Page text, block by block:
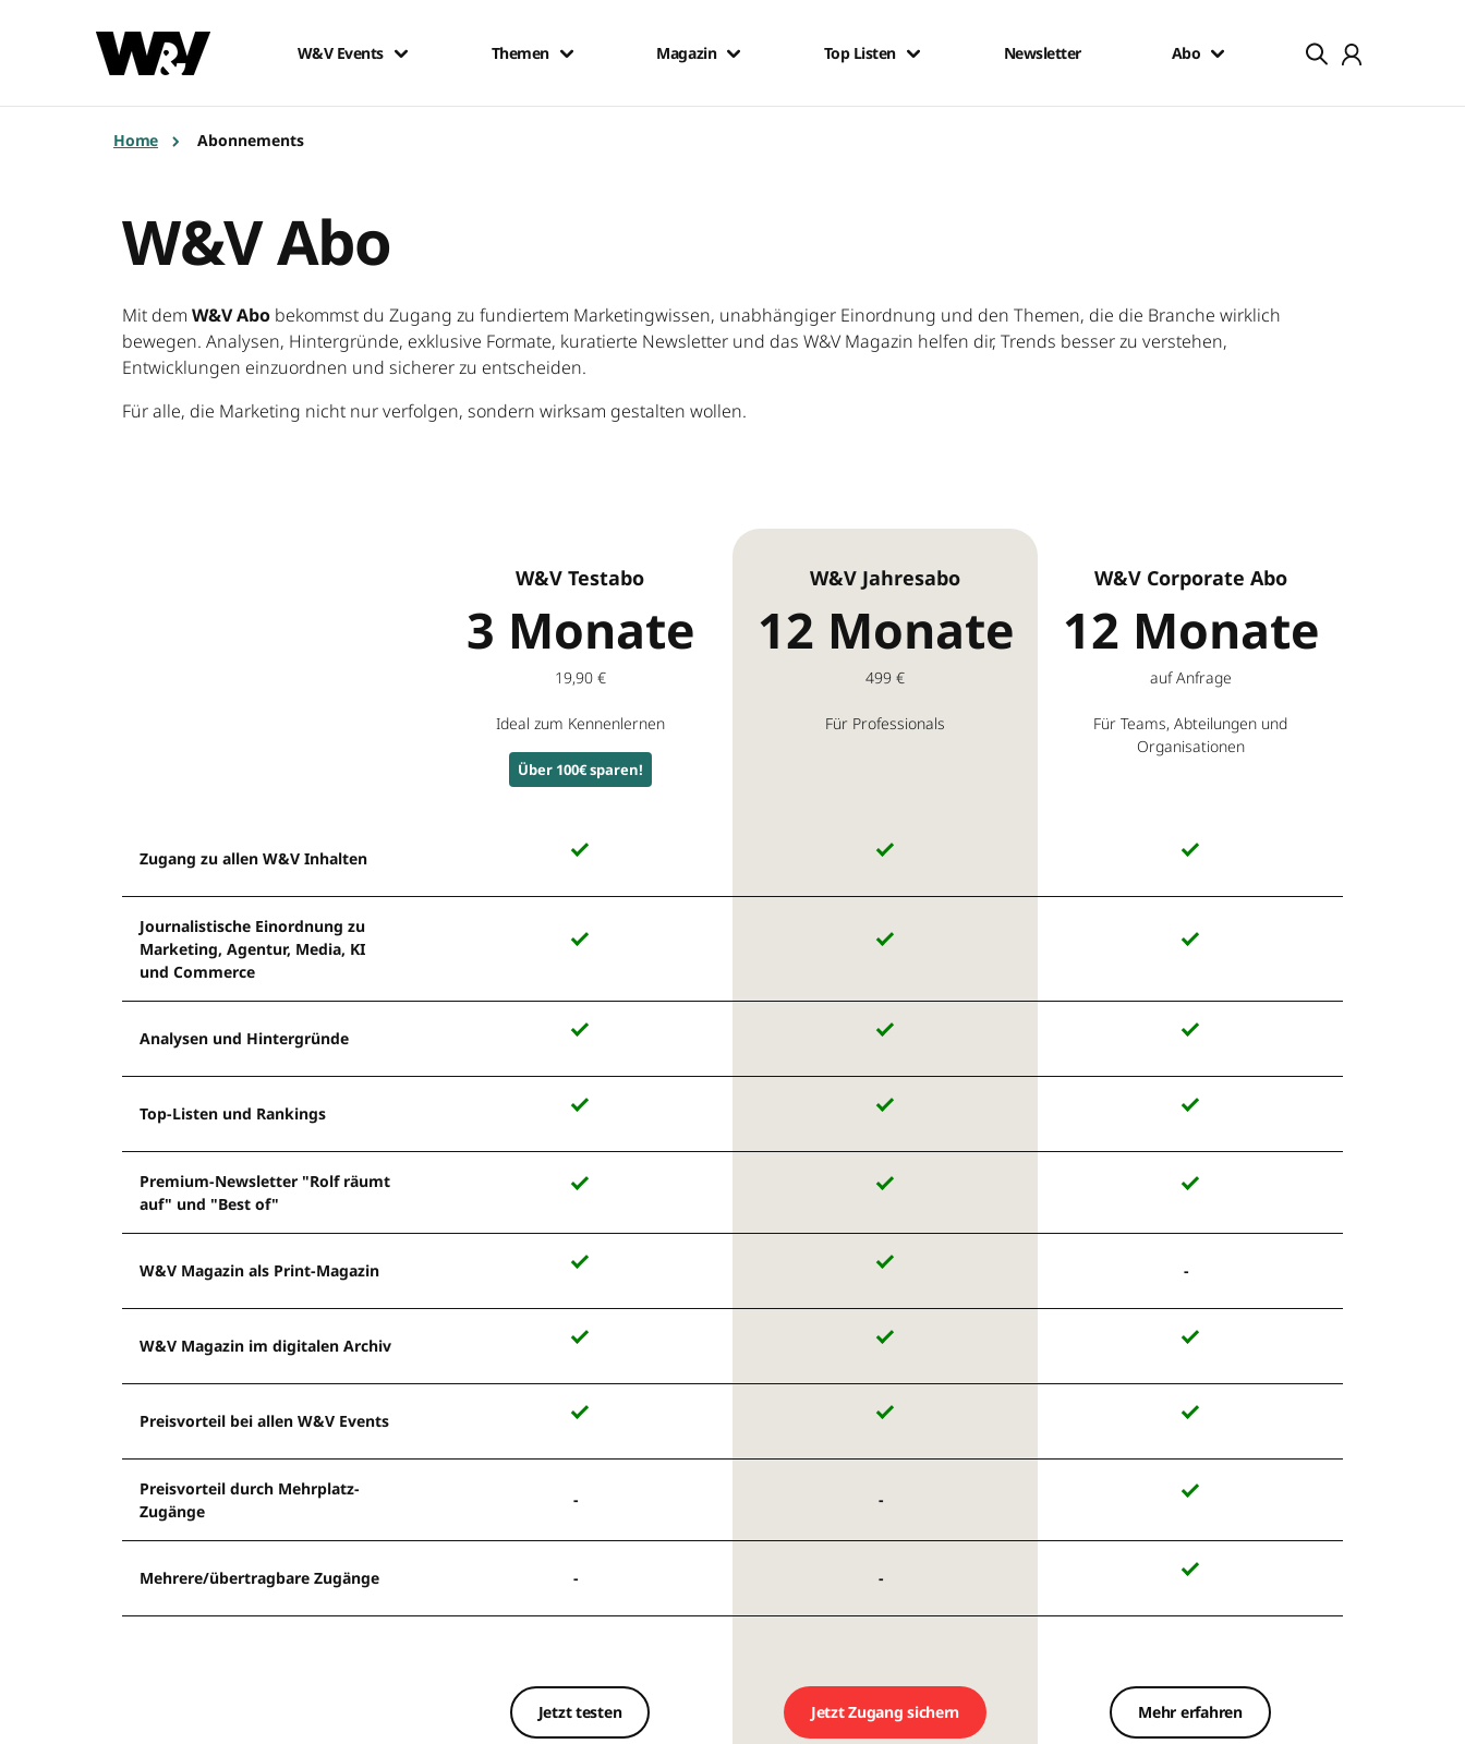
W&V Events Themen Magazin Top Listen Newsletter Abo
Home Abonnements
W&V Abo
Mit dem W&V Abo bekommst du Zugang zu fundiertem Marketingwissen, unabhängiger Einordnung und den Themen, die die Branche wirklich
bewegen. Analysen, Hintergründe, exklusive Formate, kuratierte Newsletter und das W&V Magazin helfen dir, Trends besser zu verstehen,
Entwicklungen einzuordnen und sicherer zu entscheiden.
Für alle, die Marketing nicht nur verfolgen, sondern wirksam gestalten wollen.
W&V Testabo
3 Monate
19,90 €
Ideal zum Kennenlernen
Über 100€ sparen!
W&V Jahresabo
12 Monate
499 €
Für Professionals
W&V Corporate Abo
12 Monate
auf Anfrage
Für Teams, Abteilungen und
Organisationen
Zugang zu allen W&V Inhalten
Journalistische Einordnung zu
Marketing, Agentur, Media, KI
und Commerce
Analysen und Hintergründe
Top-Listen und Rankings
Premium-Newsletter "Rolf räumt
auf" und "Best of"
W&V Magazin als Print-Magazin
W&V Magazin im digitalen Archiv
Preisvorteil bei allen W&V Events
Preisvorteil durch Mehrplatz-
Zugänge
Mehrere/übertragbare Zugänge
Jetzt testen Jetzt Zugang sichern Mehr erfahren